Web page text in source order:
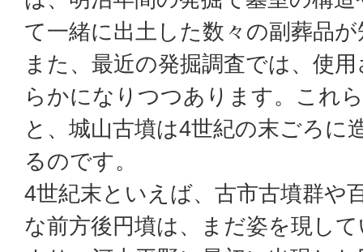
て一緒に出土した数々の副葬品
また、最近の発掘調査では、使
らかになりつつあります。これ
と、城山古墳は4世紀の末ごろに
るのです。
4世紀末といえば、古市古墳群や
な前方後円墳は、まだ姿を現し